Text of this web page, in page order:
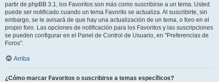
partir de phpBB 3.1, los Favoritos son más como suscribirse a un tema. Usted
puede ser notificado cuando un tema Favorito se actualiza. Al suscribirte, sin
embargo, se le avisará de que hay una actualización de un tema, o foro en el
propio foro. Las opciones de notificación para los Favoritos y las suscripciones
se pueden configurar en el Panel de Control de Usuario, en "Preferencias de
Foros".
Arriba
¿Cómo marcar Favoritos o suscribirse a temas específicos?